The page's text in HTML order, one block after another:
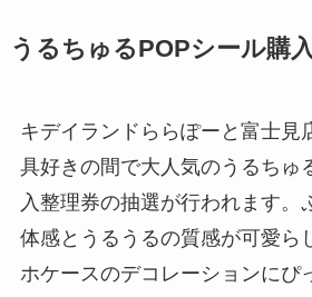
うるちゅるPOPシール購入
キデイランドららぽーと富士見
具好きの間で大人気のうるちゅ
入整理券の抽選が行われます。
体感とうるうるの質感が可愛ら
ホケースのデコレーションにぴ